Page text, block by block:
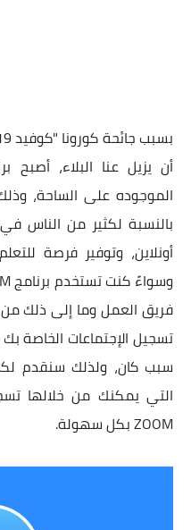
الموجوده على الساحة،
بالنسبة لكثير من الناس
أونلاين، وتوفير فرصة
فريق العمل وما إلى ذلك
تسجيل الإجتماعات الخاصة
سبب كان، ولذلك سنقدم
التي يمكنك من خلالها
ZOOM بكل سهولة.